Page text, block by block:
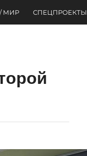
МИР СПЕЦПРОЕКТЫ